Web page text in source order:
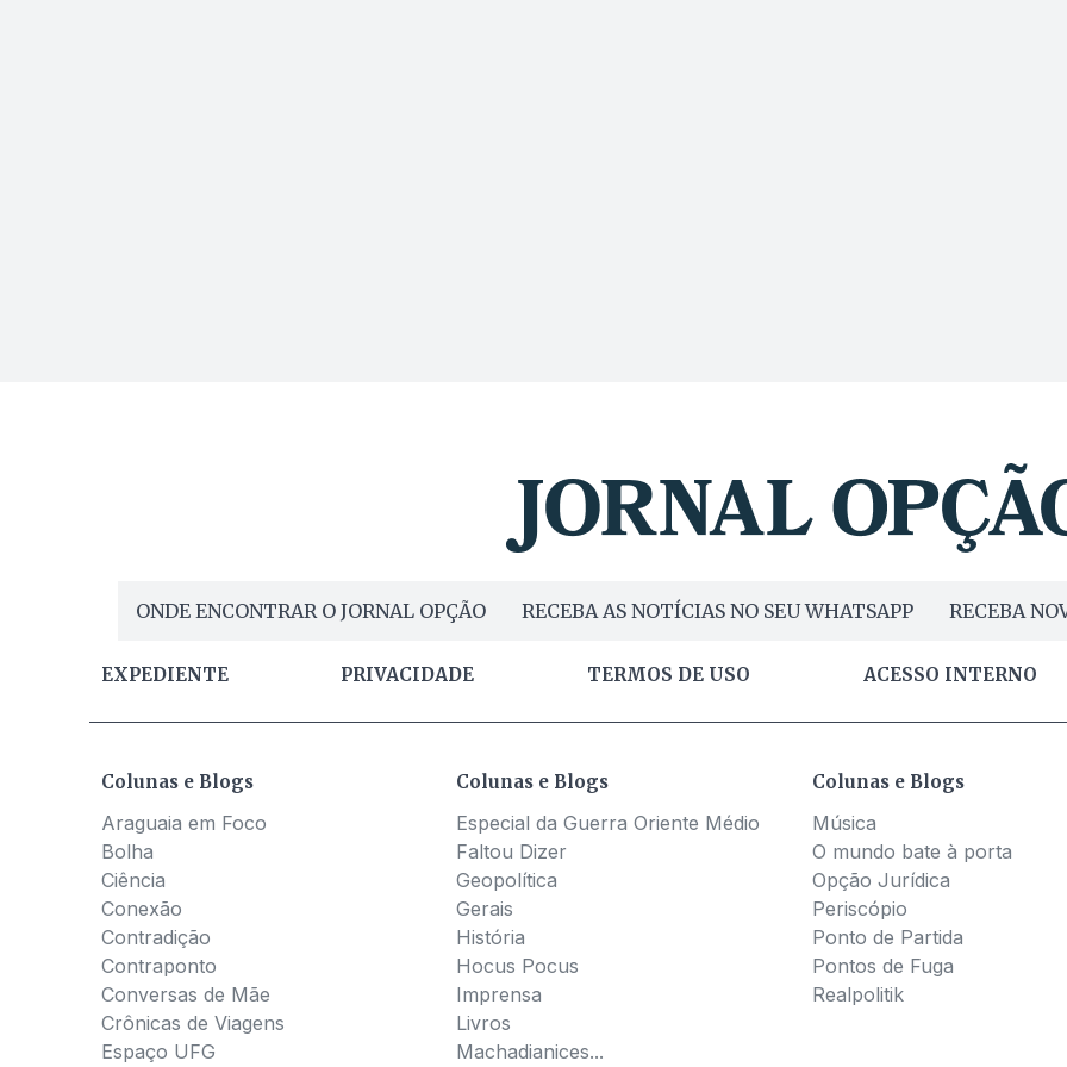
ONDE ENCONTRAR O JORNAL OPÇÃO RECEBA AS NOTÍCIAS NO SEU WHATSAPP RECEBA
EXPEDIENTE PRIVACIDADE TERMOS DE USO ACESSO INTERNO
Colunas e Blogs
Araguaia em Foco
Bolha
Ciência
Conexão
Contradição
Contraponto
Conversas de Mãe
Crônicas de Viagens
Espaço UFG
Colunas e Blogs
Especial da Guerra Oriente Médio
Faltou Dizer
Geopolítica
Gerais
História
Hocus Pocus
Imprensa
Livros
Machadianices...
Colunas e Blogs
Música
O mundo bate à porta
Opção Jurídica
Periscópio
Ponto de Partida
Pontos de Fuga
Realpolitik